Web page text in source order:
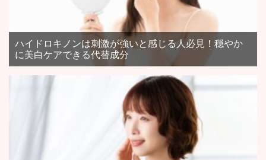
ハイドロキノンは刺激が強いと感じる人必見！穏やか
に美白ケアできる代替成分